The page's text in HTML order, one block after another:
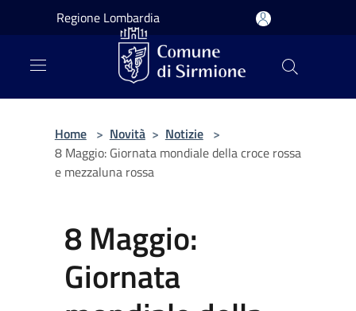
Salta al contenuto principale
Regione Lombardia
Home > Novità > Notizie >
8 Maggio: Giornata mondiale della croce rossa
e mezzaluna rossa
8 Maggio:
Giornata